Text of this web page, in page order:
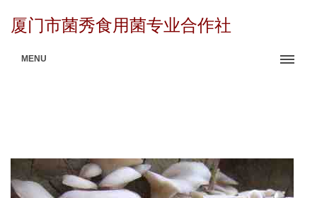
厦门市菌秀食用菌专业合作社
MENU